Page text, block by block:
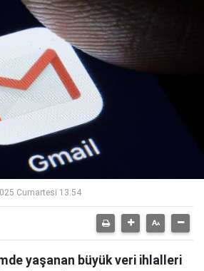
Cumartesi 13:54
yaşanan büyük veri ihlalleri